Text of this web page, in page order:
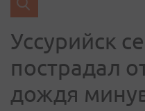
Уссурийск
пострадал
дождя